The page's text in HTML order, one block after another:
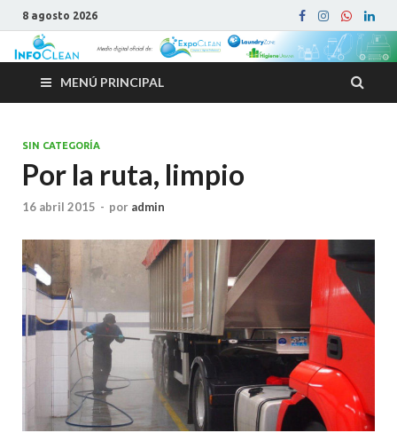
8 agosto 2026
MENÚ PRINCIPAL
SIN CATEGORÍA
Por la ruta, limpio
16 abril 2015 - por admin